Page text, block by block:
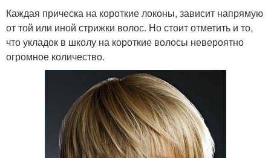
Каждая прическа на короткие локоны, зависит напрямую
от той или иной стрижки волос. Но стоит отметить и то,
что укладок в школу на короткие волосы невероятно
огромное количество.